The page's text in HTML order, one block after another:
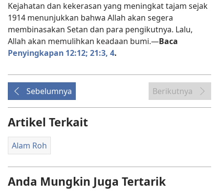
Kejahatan dan kekerasan yang meningkat tajam sejak
1914 menunjukkan bahwa Allah akan segera
membinasakan Setan dan para pengikutnya. Lalu,
Allah akan memulihkan keadaan bumi.—Baca
Penyingkapan 12:12; 21:3, 4.
Sebelumnya Berikutnya
Artikel Terkait
Alam Roh
Anda Mungkin Juga Tertarik